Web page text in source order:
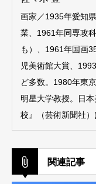
画家／1935年愛知
業、1961年同専攻
も）、1961年国画
児美術館大賞、
ど多数。1980年東
明星大学教授。日
校』（芸術新聞社）
関連記事